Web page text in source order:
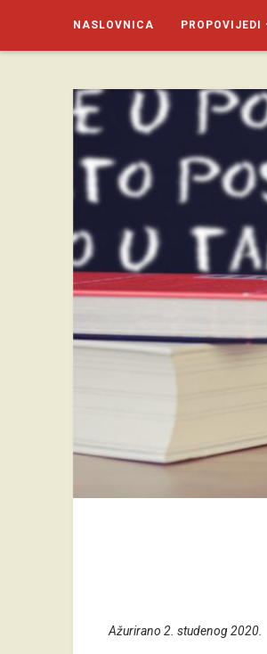
NASLOVNICA PROPOVIJEDI
SAGUD.XYZ
Ažurirano 2. studenog 2020.